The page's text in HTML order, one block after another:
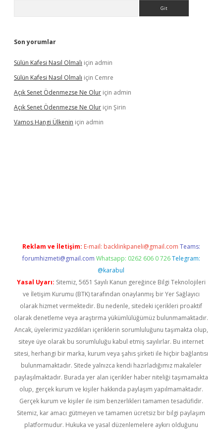
Son yorumlar
Sülün Kafesi Nasıl Olmalı için admin
Sülün Kafesi Nasıl Olmalı için Cemre
Açık Senet Ödenmezse Ne Olur için admin
Açık Senet Ödenmezse Ne Olur için Şirin
Vamos Hangi Ülkenin için admin
Reklam ve İletişim: E-mail: backlinkpaneli@gmail.com Teams:
forumhizmeti@gmail.com Whatsapp: 0262 606 0 726 Telegram:
@karabul
Yasal Uyarı: Sitemiz, 5651 Sayılı Kanun gereğince Bilgi Teknolojileri
ve İletişim Kurumu (BTK) tarafından onaylanmış bir Yer Sağlayıcı
olarak hizmet vermektedir. Bu nedenle, sitedeki içerikleri proaktif
olarak denetleme veya araştırma yükümlülüğümüz bulunmamaktadır.
Ancak, üyelerimiz yazdıkları içeriklerin sorumluluğunu taşımakta olup,
siteye üye olarak bu sorumluluğu kabul etmiş sayılırlar. Bu internet
sitesi, herhangi bir marka, kurum veya şahıs şirketi ile hiçbir bağlantısı
bulunmamaktadır. Sitede yalnızca kendi hazırladığımız makaleler
paylaşılmaktadır. Burada yer alan içerikler haber niteliği taşımamakta
olup, gerçek kurum ve kişiler hakkında paylaşım yapılmamaktadır.
Gerçek kurum ve kişiler ile isim benzerlikleri tamamen tesadüfidir.
Sitemiz, kar amacı gütmeyen ve tamamen ücretsiz bir bilgi paylaşım
platformudur. Hukuka ve yasal düzenlemelere aykırı olduğunu